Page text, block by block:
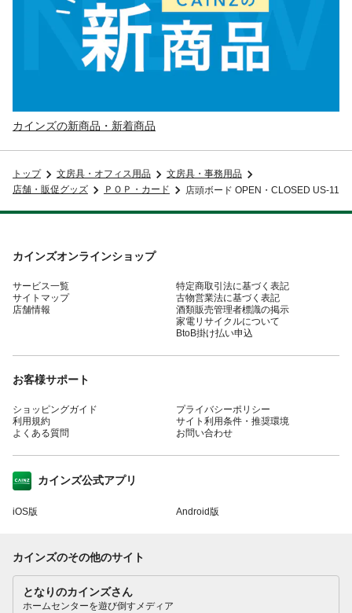
カインズの新商品・新着商品
トップ 文房具・オフィス用品
文房具・事務用品
店舗・販促グッズ
ＰＯＰ・カード 店頭ボード OPEN・CLOSED US-11
カインズオンラインショップ
サービス一覧
サイトマップ
店舗情報
特定商取引法に基づく表記
古物営業法に基づく表記
酒類販売管理者標識の掲示
家電リサイクルについて
BtoB掛け払い申込
お客様サポート
ショッピングガイド
利用規約
よくある質問
プライバシーポリシー
サイト利用条件・推奨環境
お問い合わせ
カインズ公式アプリ
iOS版 Android版
カインズのその他のサイト
となりのカインズさん
ホームセンターを遊び倒すメディア